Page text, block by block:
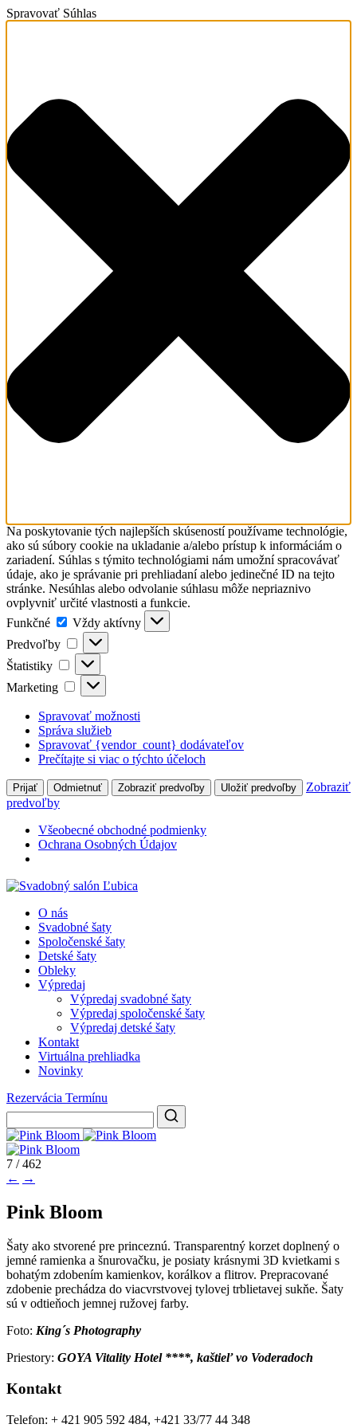
Spravovať Súhlas
Na poskytovanie tých najlepších skúseností používame technológie,
ako sú súbory cookie na ukladanie a/alebo prístup k informáciám o
zariadení. Súhlas s týmito technológiami nám umožní spracovávať
údaje, ako je správanie pri prehliadaní alebo jedinečné ID na tejto
stránke. Nesúhlas alebo odvolanie súhlasu môže nepriaznivo
ovplyvniť určité vlastnosti a funkcie.
Funkčné
Funkčné
Vždy aktívny
Predvoľby
Predvoľby
Štatistiky Štatistiky
Marketing Marketing
Spravovať možnosti
Správa služieb
Spravovať {vendor_count} dodávateľov
Prečítajte si viac o týchto účeloch
Prijať Odmietnuť Zobraziť predvoľby Uložiť predvoľby
Zobraziť
predvoľby
Všeobecné obchodné podmienky
Ochrana Osobných Údajov
O nás
Svadobné šaty
Spoločenské šaty
Detské šaty
Obleky
Výpredaj
Výpredaj svadobné šaty
Výpredaj spoločenské šaty
Výpredaj detské šaty
Kontakt
Virtuálna prehliadka
Novinky
Rezervácia Termínu
7 / 462
← →
Pink Bloom
Šaty ako stvorené pre princeznú. Transparentný korzet doplnený o
jemné ramienka a šnurovačku, je posiaty krásnymi 3D kvietkami s
bohatým zdobením kamienkov, korálkov a flitrov. Prepracované
zdobenie prechádza do viacvrstvovej tylovej trblietavej sukňe. Šaty
sú v odtieňoch jemnej ružovej farby.
Foto: King´s Photography
Priestory: GOYA Vitality Hotel ****, kaštieľ vo Voderadoch
Kontakt
Telefon: + 421 905 592 484, +421 33/77 44 348